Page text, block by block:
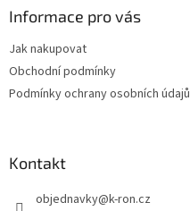
Informace pro vás
Jak nakupovat
Obchodní podmínky
Podmínky ochrany osobních údajů
Kontakt
objednavky@k-ron.cz